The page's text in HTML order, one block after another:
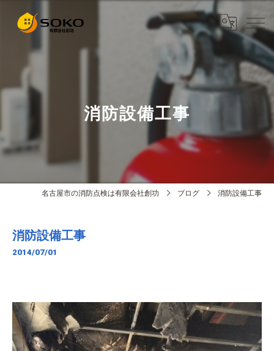
消防設備工事
名古屋市の消防点検は有限会社創功 ブログ 消防設備工事
消防設備工事
2014/07/01